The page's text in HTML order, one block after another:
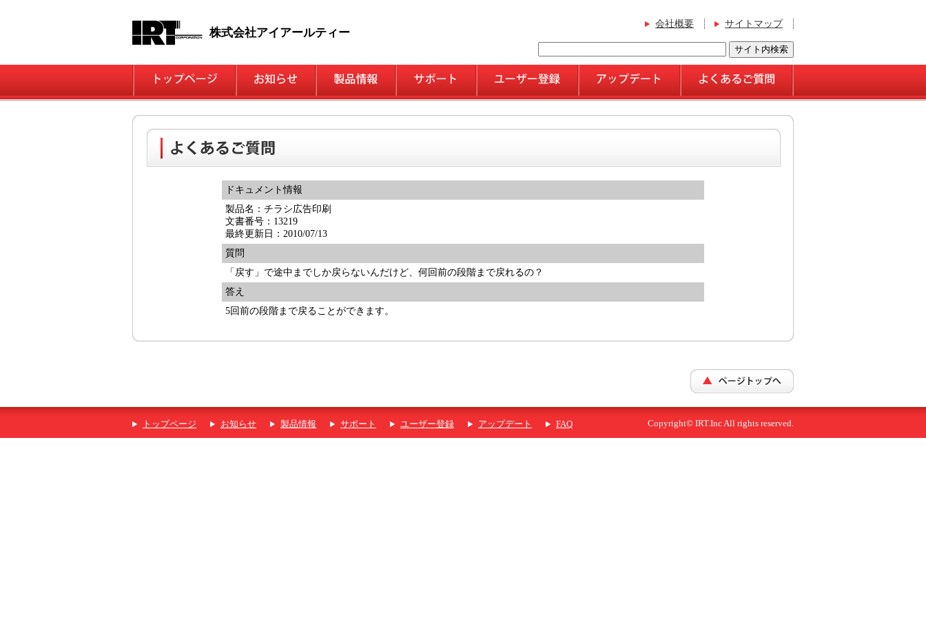
株式会社アイアールティー
会社概要 サイトマップ
ドキュメント情報
製品名：チラシ広告印刷
文書番号：13219
最終更新日：2010/07/13
質問
「戻す」で途中までしか戻らないんだけど、何回前の段階まで戻れるの？
答え
5回前の段階まで戻ることができます。
トップページ お知らせ 製品情報 サポート ユーザー登録 アップデート FAQ Copyright© IRT.Inc All rights reserved.